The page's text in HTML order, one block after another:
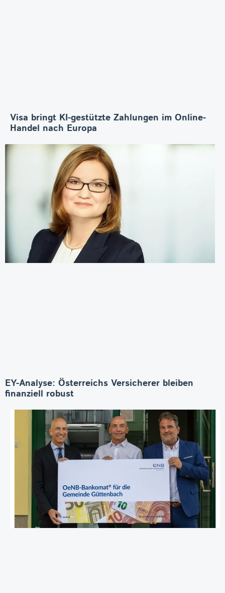
Visa bringt KI-gestützte Zahlungen im Online-
Handel nach Europa
EY-Analyse: Österreichs Versicherer bleiben
finanziell robust